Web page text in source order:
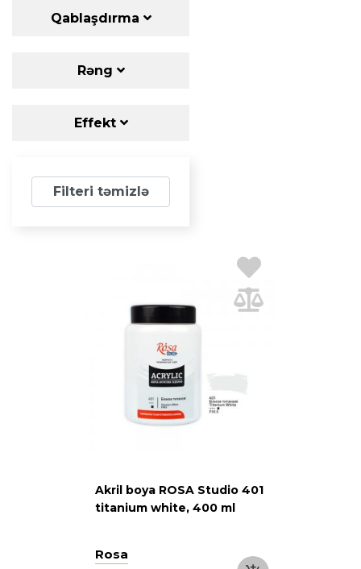
Qablaşdırma
Rəng
Effekt
Filteri təmizlə
Akril boya ROSA Studio 401
titanium white, 400 ml
Rosa